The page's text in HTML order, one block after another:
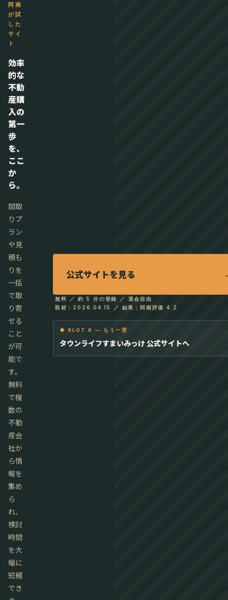
阿南
が試
した
サイ
ト
効率
的な
不動
産購
入の
第一
歩
を、
ここ
か
ら。
間取
りプ
ラン
や見
積も
りを
一括
で取
り寄
せる
こと
が可
能で
す。
無料
で複
数の
不動
産会
社か
ら情
報を
集め
ら
れ、
検討
時間
を大
幅に
短縮
でき
公式サイトを見る
無料 ／ 約 5 分の登録 ／ 退会自由
取材：2026.04.15 ／ 結果：阿南評価 4.2
◆ SLOT 6 — もう一度
タウンライフすまいみっけ 公式サイトへ